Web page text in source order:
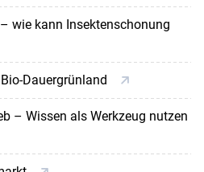
wie kann Insektenschonung
Dauergrünland
– Wissen als Werkzeug nutzen